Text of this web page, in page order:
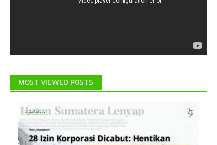
MOST VIEWED POSTS